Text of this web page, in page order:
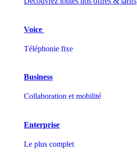
Voice
Téléphonie fixe
Business
Collaboration et mobilité
Enterprise
Le plus complet